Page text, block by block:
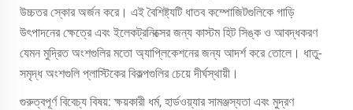
উচ্চতর স্কোর অর্জন করে। এই বৈশিষ্ট্যটি ধাতব কম্পোজিটগুলিকে গাড়ি
উৎপাদনের ক্ষেত্রে এবং ইলেকট্রনিক্সের জন্য কাস্টম হিট সিঙ্ক ও আবদ্ধকরণ
যেমন মুদ্রিত অংশগুলির মতো অ্যাপ্লিকেশনের জন্য আদর্শ করে তোলে। ধাতু-
সমৃদ্ধ অংশগুলি প্লাস্টিকের বিকল্পগুলির চেয়ে দীর্ঘস্থায়ী।
গুরুত্বপূর্ণ বিবেচ্য বিষয়: ক্ষয়কারী ধর্ম, হার্ডওয়্যার সামঞ্জস্যতা এবং মুদ্রণ